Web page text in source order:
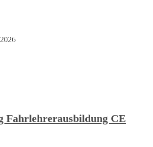
Fahrlehrerausbildung CE